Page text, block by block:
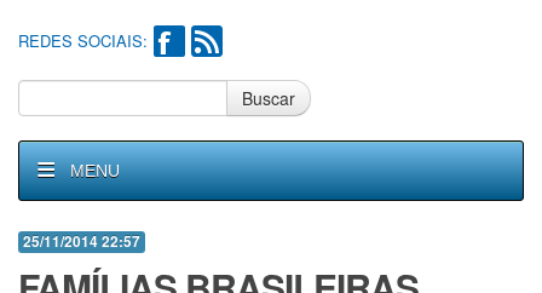
REDES SOCIAIS:
Buscar
MENU
25/11/2014 22:57